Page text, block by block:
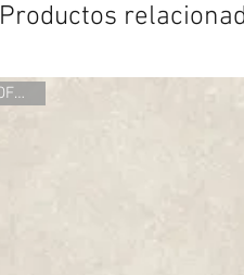
Productos
OFERTA